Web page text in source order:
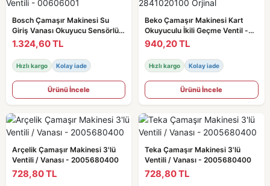
Bosch Çamaşır Makinesi Su
Giriş Vanası Okuyucu Sensörlü /
Ventili - 00606001
1.324,60 TL
Hızlı kargo Kolay iade
Ürünü İncele
Beko Çamaşır Makinesi Kart
Okuyuculu İkili Geçme Ventil -
2841020100 Orjinal
940,20 TL
Hızlı kargo Kolay iade
Ürünü İncele
Arçelik Çamaşır Makinesi 3'lü
Ventili / Vanası - 2005680400
728,80 TL
Teka Çamaşır Makinesi 3'lü
Ventili / Vanası - 2005680400
728,80 TL